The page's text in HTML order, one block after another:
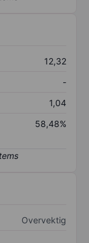
12,32
-
1,04
58,48%
Overvektig